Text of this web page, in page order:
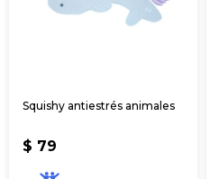
Squishy antiestrés animales
$ 79